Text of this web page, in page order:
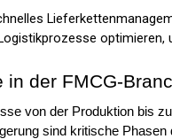
der FMCG-
von der Produktion bis
sind kritische